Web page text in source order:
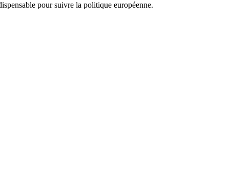
pour suivre la politique européenne.